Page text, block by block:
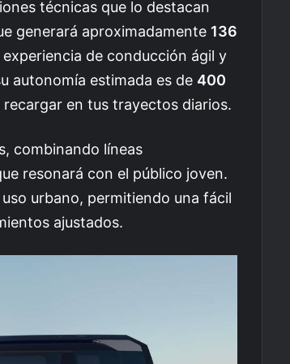
técnicas que lo destacan
generará aproximadamente 136
de conducción ágil y
autonomía estimada es de 400
en tus trayectos diarios.
combinando líneas
resonará con el público joven.
urbano, permitiendo una fácil
ajustados.